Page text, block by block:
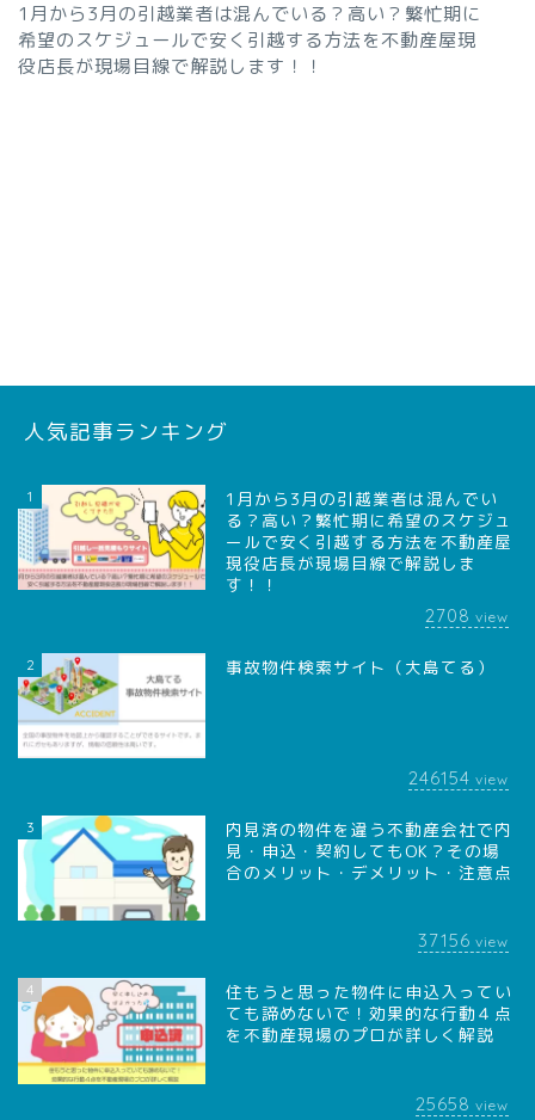
1月から3月の引越業者は混んでいる？高い？繁忙期に
希望のスケジュールで安く引越する方法を不動産屋現
役店長が現場目線で解説します！！
人気記事ランキング
1
1月から3月の引越業者は混んでい
る？高い？繁忙期に希望のスケジュ
ールで安く引越する方法を不動産屋
現役店長が現場目線で解説しま
す！！
2708 view
2 事故物件検索サイト（大島てる）
246154 view
3
内見済の物件を違う不動産会社で内
見・申込・契約してもOK？その場
合のメリット・デメリット・注意点
37156 view
4
住もうと思った物件に申込入ってい
ても諦めないで！効果的な行動４点
を不動産現場のプロが詳しく解説
25658 view